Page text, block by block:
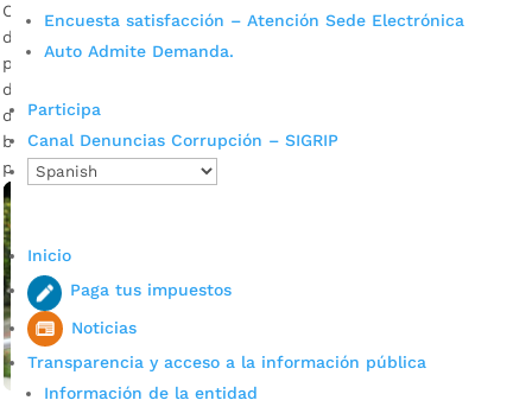
Encuesta satisfacción – Atención Sede Electrónica
Auto Admite Demanda.
Participa
Canal Denuncias Corrupción – SIGRIP
Inicio
Paga tus impuestos
Noticias
Transparencia y acceso a la información pública
Información de la entidad
Con resultados satisfactorios, acorde a rigurosos protocolos
de bioseguridad, la aerolínea Easyfly realiza dos vuelos al día
para conectar a la capital santandereana con Cúcuta (Norte
de Santander). Descargue audio: Eliana Castro, trabajadora
de Easyfly / César Blanco, piloto El mandatario de los
bumangueses, Juan Carlos Cárdenas, tiene como directriz
proteger la vida de los ciudadanos […]